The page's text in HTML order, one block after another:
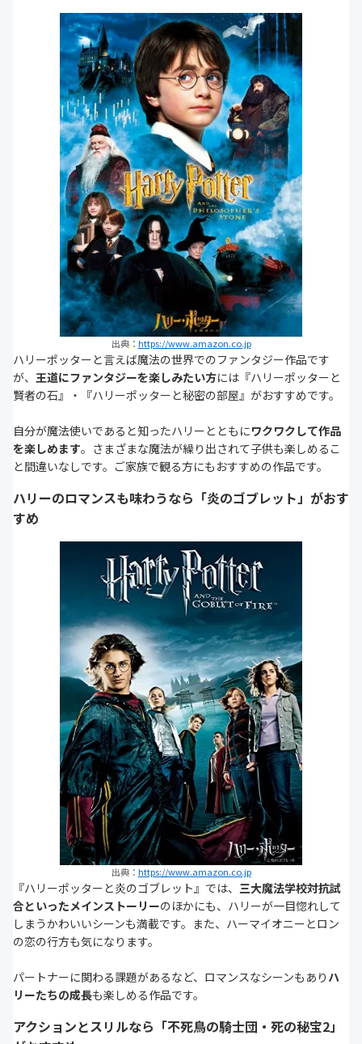
出典： https://www.amazon.co.jp
ハリーポッターと言えば魔法の世界でのファンタジー作品です
が、 王道にファンタジーを楽しみたい方には『ハリーポッターと
賢者の石』・『ハリーポッターと秘密の部屋』がおすすめです。
自分が魔法使いであると知ったハリーとともにワクワクして作品
を楽しめます。さまざまな魔法が繰り出されて子供も楽しめるこ
と間違いなしです。ご家族で観る方にもおすすめの作品です。
ハリーのロマンスも味わうなら「炎のゴブレット」がおす
すめ
出典： https://www.amazon.co.jp
『ハリーポッターと炎のゴブレット』では、 三大魔法学校対抗試
合といったメインストーリーのほかにも、ハリーが一目惚れして
しまうかわいいシーンも満載です。また、ハーマイオニーとロン
の恋の行方も気になります。
パートナーに関わる課題があるなど、ロマンスなシーンもあり ハ
リーたちの成長も楽しめる作品です。
アクションとスリルなら「不死鳥の騎士団・死の秘宝2」